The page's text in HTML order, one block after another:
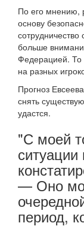
По его мнению,
основу
больше
Федерацией. То
на разных
Прогноз
снять
удастся.
"С моей
— Оно
период,